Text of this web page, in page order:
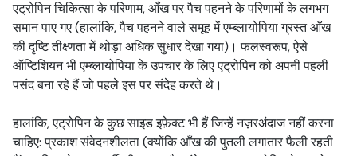
एट्रोपिन चिकित्सा के परिणाम, आँख पर पैच पहनने के परिणामों के लगभग
समान पाए गए (हालांकि, पैच पहनने वाले समूह में एम्ब्लायोपिया ग्रस्त आँख
की दृष्टि तीक्ष्णता में थोड़ा अधिक सुधार देखा गया)। फलस्वरूप, ऐसे
ऑप्टिशियन भी एम्ब्लायोपिया के उपचार के लिए एट्रोपिन को अपनी पहली
पसंद बना रहे हैं जो पहले इस पर संदेह करते थे।
हालांकि, एट्रोपिन के कुछ साइड इफ़ेक्ट भी हैं जिन्हें नज़रअंदाज नहीं करना
चाहिए: प्रकाश संवेदनशीलता (क्योंकि आँख की पुतली लगातार फैली रहती